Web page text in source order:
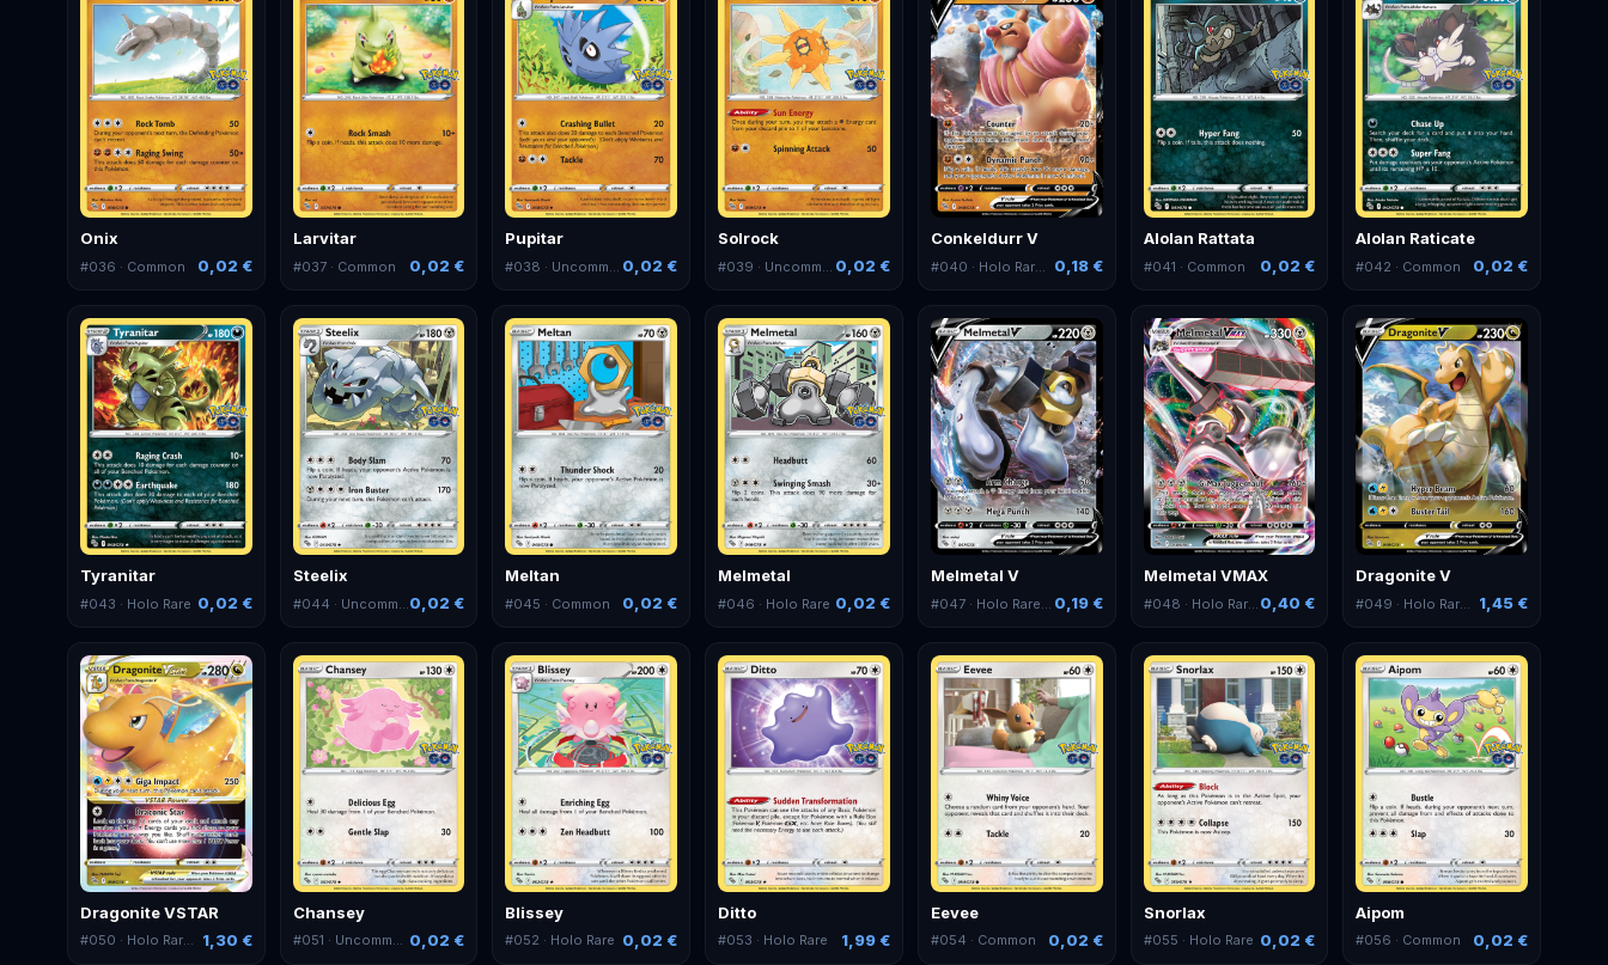
Onix
#036 · Common 0,02 €
Larvitar
#037· Common 0,02 €
Pupitar
#038 · Uncommon 0,02 €
Solrock
#039 · Uncommon 0,02 €
Conkeldurr V
#040 · Holo Rare V 0,18 €
Alolan Rattata
#041 · Common 0,02 €
Alolan Raticate
#042 · Common 0,02 €
Tyranitar
#043 · Holo Rare 0,02 €
Steelix
#044 · Uncommon 0,02 €
Meltan
#045 · Common 0,02 €
Melmetal
#046 · Holo Rare 0,02 €
Melmetal V
#047· Holo Rare V 0,19 €
Melmetal VMAX
#048 · Holo Rare VMAX 0,40 €
Dragonite V
#049 · Holo Rare V 1,45 €
Dragonite VSTAR
#050 · Holo Rare VSTAR 1,30 €
Chansey
#051 · Uncommon 0,02 €
Blissey
#052 · Holo Rare 0,02 €
Ditto
#053 · Holo Rare 1,99 €
Eevee
#054 · Common 0,02 €
Snorlax
#055 · Holo Rare 0,02 €
Aipom
#056 · Common 0,02 €